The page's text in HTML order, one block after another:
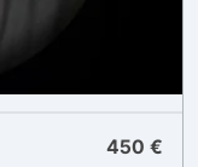
450 €